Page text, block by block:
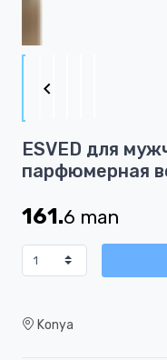
Item
6
1
of
ESVED для
парфюмерная
161.6 man
Konya